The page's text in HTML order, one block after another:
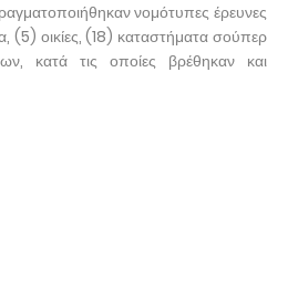
νομότυπες έρευνες
(5) οικίες, (18) καταστήματα σούπερ
κατά τις οποίες βρέθηκαν και